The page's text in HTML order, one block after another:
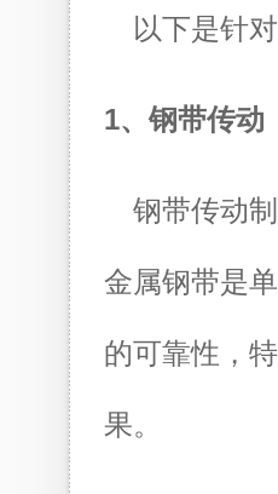
以下是针对
1、钢带传动
钢带传动
金属钢带是
的可靠性，
果。